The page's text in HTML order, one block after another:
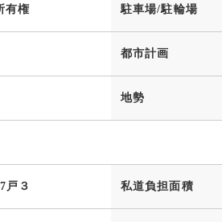
有権 駐車場/駐輪場
都市計画
地勢
戸３ 私道負担面積